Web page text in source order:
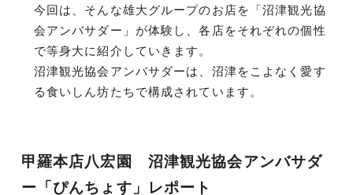
今回は、そんな雄大グループのお店を「沼津観光協
会アンバサダー」が体験し、各店をそれぞれの個性
で等身大に紹介していきます。
沼津観光協会アンバサダーは、沼津をこよなく愛す
る食いしん坊たちで構成されています。
甲羅本店八宏園 沼津観光協会アンバサダ
ー「ぴんちょす」レポート